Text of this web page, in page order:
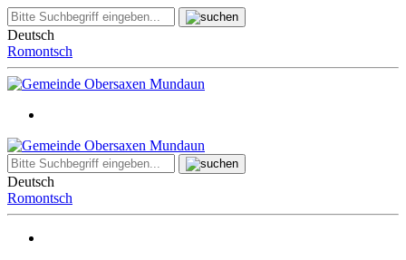
Deutsch
Romontsch
Deutsch
Romontsch